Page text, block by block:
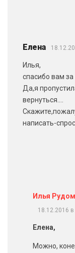
Елена
Илья,
спасибо вам
Да,я
вернуться….
написать-
Илья
18.12.2016
Елена,
Можно,